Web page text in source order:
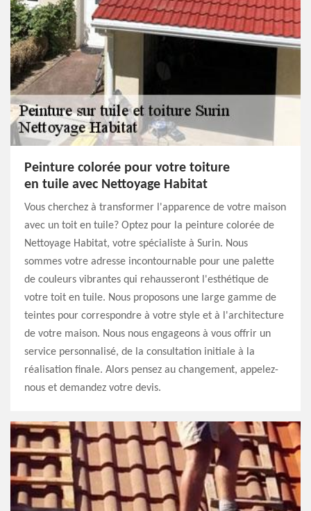
Peinture colorée pour votre toiture
en tuile avec Nettoyage Habitat
Vous cherchez à transformer l'apparence de votre maison
avec un toit en tuile? Optez pour la peinture colorée de
Nettoyage Habitat, votre spécialiste à Surin. Nous
sommes votre adresse incontournable pour une palette
de couleurs vibrantes qui rehausseront l'esthétique de
votre toit en tuile. Nous proposons une large gamme de
teintes pour correspondre à votre style et à l'architecture
de votre maison. Nous nous engageons à vous offrir un
service personnalisé, de la consultation initiale à la
réalisation finale. Alors pensez au changement, appelez-
nous et demandez votre devis.